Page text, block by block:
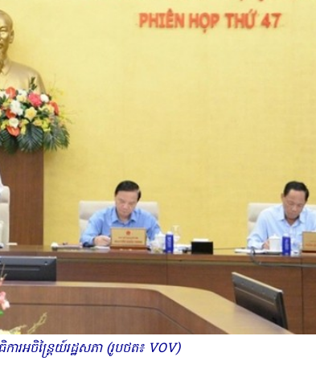
អចិន្ត្រៃយ៍រដ្ឋសភា (រូបថត៖ VOV)